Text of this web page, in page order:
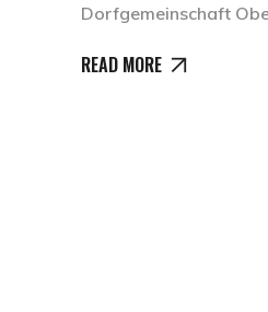
Dorfgemeinschaft
READ MORE